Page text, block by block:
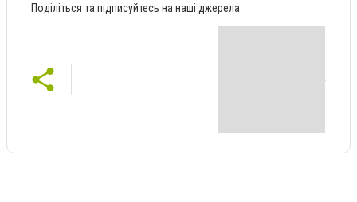
Поділіться та підписуйтесь на наші джерела